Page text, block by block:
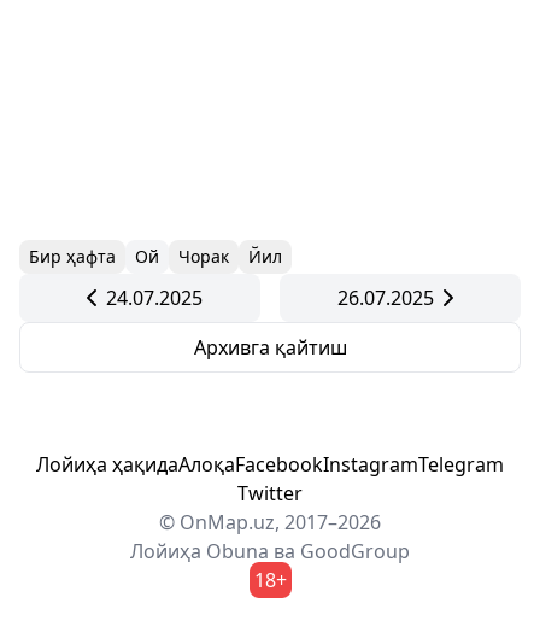
Бир ҳафта Ой Чорак Йил
24.07.2025
26.07.2025
Архивга қайтиш
Лойиҳа ҳақидаАлоқаFacebookInstagramTelegram
Twitter
© OnMap.uz, 2017–2026
Лойиҳа Obuna ва GoodGroup
18+